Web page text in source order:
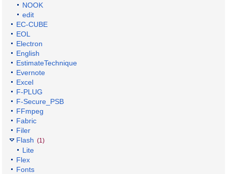
NOOK
edit
EC-CUBE
EOL
Electron
English
EstimateTechnique
Evernote
Excel
F-PLUG
F-Secure_PSB
FFmpeg
Fabric
Filer
Flash (1)
Lite
Flex
Fonts